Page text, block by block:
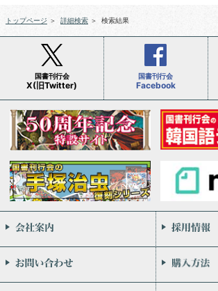
トップページ ＞ 詳細検索 ＞ 検索結果
国書刊行会
X(旧Twitter)
国書刊行会
Facebook
会社案内
お問い合わせ